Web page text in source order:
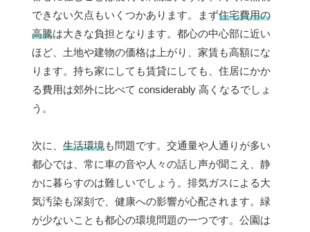
できない欠点もいくつかあります。まず住宅費用の
高騰は大きな負担となります。都心の中心部に近い
ほど、土地や建物の価格は上がり、家賃も高額にな
ります。持ち家にしても賃貸にしても、住居にかか
る費用は郊外に比べて considerably 高くなるでしょ
う。
次に、 生活環境も問題です。交通量や人通りが多い
都心では、常に車の音や人々の話し声が聞こえ、静
かに暮らすのは難しいでしょう。排気ガスによる大
気汚染も深刻で、健康への影響が心配されます。緑
が少ないことも都心の環境問題の一つです。公園は